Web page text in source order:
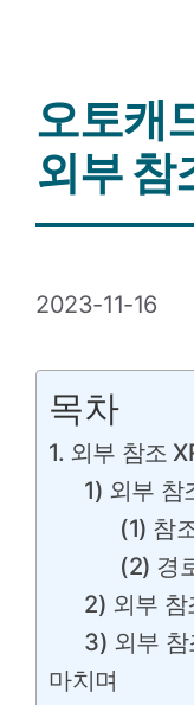
오토캐
외부 참
2023-11-16
목차
1. 외부 참조
1) 외부 참
(1) 참
(2) 경
2) 외부 참
3) 외부 참
마치며